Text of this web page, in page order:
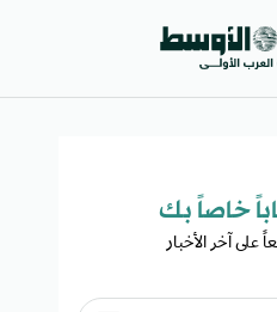
خاصاً بك​
آخر الأخبار